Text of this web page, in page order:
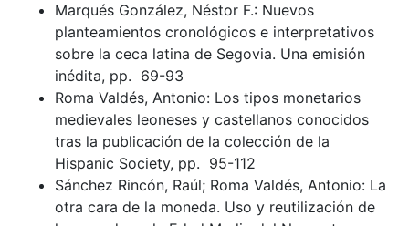
Marqués González, Néstor F.: Nuevos
planteamientos cronológicos e interpretativos
sobre la ceca latina de Segovia. Una emisión
inédita, pp. 69-93
Roma Valdés, Antonio: Los tipos monetarios
medievales leoneses y castellanos conocidos
tras la publicación de la colección de la
Hispanic Society, pp. 95-112
Sánchez Rincón, Raúl; Roma Valdés, Antonio: La
otra cara de la moneda. Uso y reutilización de